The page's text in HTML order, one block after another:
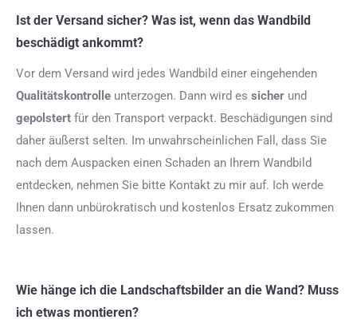
Ist der Versand sicher? Was ist, wenn das Wandbild
beschädigt ankommt?
Vor dem Versand wird jedes Wandbild einer eingehenden
Qualitätskontrolle unterzogen. Dann wird es sicher und
gepolstert für den Transport verpackt. Beschädigungen sind
daher äußerst selten. Im unwahrscheinlichen Fall, dass Sie
nach dem Auspacken einen Schaden an Ihrem Wandbild
entdecken, nehmen Sie bitte Kontakt zu mir auf. Ich werde
Ihnen dann unbürokratisch und kostenlos Ersatz zukommen
lassen.
Wie hänge ich die Landschaftsbilder an die Wand? Muss
ich etwas montieren?